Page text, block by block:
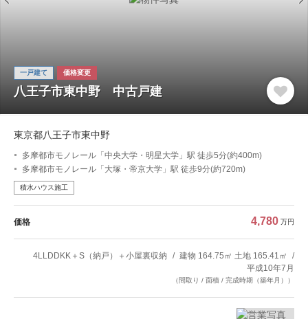
一戸建て 価格変更
八王子市東中野 中古戸建
東京都八王子市東中野
多摩都市モノレール「中央大学・明星大学」駅 徒歩5分(約400m)
多摩都市モノレール「大塚・帝京大学」駅 徒歩9分(約720m)
積水ハウス施工
価格 4,780 万円
4LLDDKK＋S（納戸）＋小屋裏収納
建物 164.75㎡ 土地 165.41㎡
平成10年7月
（間取り / 面積 / 完成時期（築年月））